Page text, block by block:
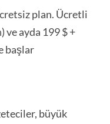
plan. Ücretli
ve ayda 199 $ +
başlar
büyük